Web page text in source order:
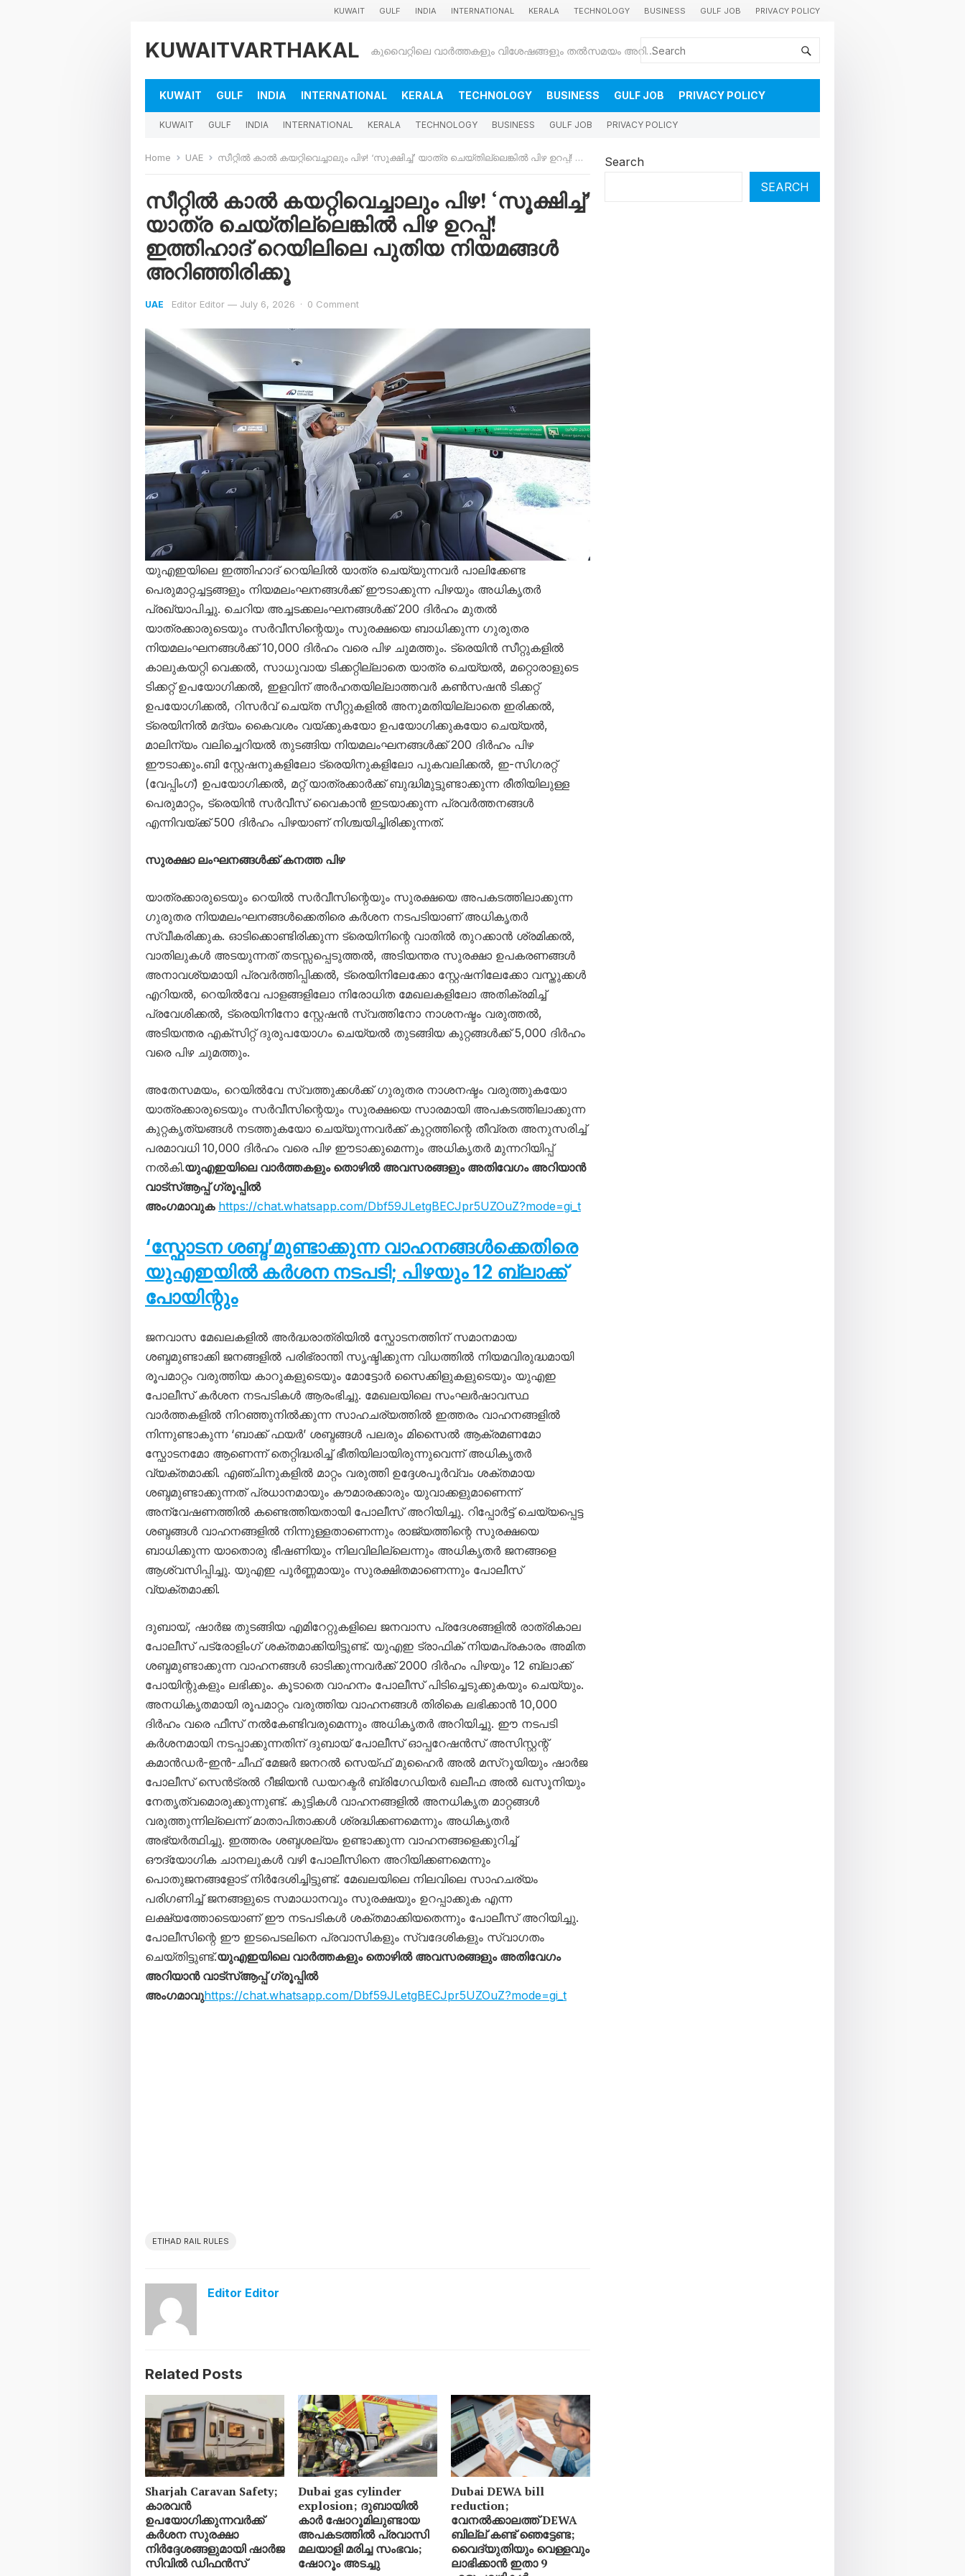
KUWAIT GULF INDIA INTERNATIONAL KERALA TECHNOLOGY BUSINESS GULF JOB PRIVACY POLICY
KUWAITVARTHAKAL കുവൈറ്റിലെ വാർത്തകളും വിശേഷങ്ങളും തൽസമയം അറിയാൻ
KUWAIT GULF INDIA INTERNATIONAL KERALA TECHNOLOGY BUSINESS GULF JOB PRIVACY POLICY
KUWAIT GULF INDIA INTERNATIONAL KERALA TECHNOLOGY BUSINESS GULF JOB PRIVACY POLICY
Home UAE സീറ്റിൽ കാൽ കയറ്റിവെച്ചാലും പിഴ! ‘സൂക്ഷിച്ച്’ യാത്ര ചെയ്തില്ലെങ്കിൽ പിഴ ഉറപ്പ്! ഇത്തിഹാദ് റെയിലിലെ പുതിയ നിയമങ്ങൾ അറിഞ്ഞിരിക്കൂ
സീറ്റിൽ കാൽ കയറ്റിവെച്ചാലും പിഴ! ‘സൂക്ഷിച്ച്’
യാത്ര ചെയ്തില്ലെങ്കിൽ പിഴ ഉറപ്പ്!
ഇത്തിഹാദ് റെയിലിലെ പുതിയ നിയമങ്ങൾ
അറിഞ്ഞിരിക്കൂ
UAE Editor Editor — July 6, 2026 · 0 Comment
യുഎഇയിലെ ഇത്തിഹാദ് റെയിലിൽ യാത്ര ചെയ്യുന്നവർ പാലിക്കേണ്ട
പെരുമാറ്റച്ചട്ടങ്ങളും നിയമലംഘനങ്ങൾക്ക് ഈടാക്കുന്ന പിഴയും അധികൃതർ
പ്രഖ്യാപിച്ചു. ചെറിയ അച്ചടക്കലംഘനങ്ങൾക്ക് 200 ദിർഹം മുതൽ
യാത്രക്കാരുടെയും സർവീസിന്റെയും സുരക്ഷയെ ബാധിക്കുന്ന ഗുരുതര
നിയമലംഘനങ്ങൾക്ക് 10,000 ദിർഹം വരെ പിഴ ചുമത്തും. ട്രെയിൻ സീറ്റുകളിൽ
കാലുകയറ്റി വെക്കൽ, സാധുവായ ടിക്കറ്റില്ലാതെ യാത്ര ചെയ്യൽ, മറ്റൊരാളുടെ
ടിക്കറ്റ് ഉപയോഗിക്കൽ, ഇളവിന് അർഹതയില്ലാത്തവർ കൺസഷൻ ടിക്കറ്റ്
ഉപയോഗിക്കൽ, റിസർവ് ചെയ്ത സീറ്റുകളിൽ അനുമതിയില്ലാതെ ഇരിക്കൽ,
ട്രെയിനിൽ മദ്യം കൈവശം വയ്ക്കുകയോ ഉപയോഗിക്കുകയോ ചെയ്യൽ,
മാലിന്യം വലിച്ചെറിയൽ തുടങ്ങിയ നിയമലംഘനങ്ങൾക്ക് 200 ദിർഹം പിഴ
ഈടാക്കും.ബി സ്റ്റേഷനുകളിലോ ട്രെയിനുകളിലോ പുകവലിക്കൽ, ഇ-സിഗരറ്റ്
(വേപ്പിംഗ്) ഉപയോഗിക്കൽ, മറ്റ് യാത്രക്കാർക്ക് ബുദ്ധിമുട്ടുണ്ടാക്കുന്ന രീതിയിലുള്ള
പെരുമാറ്റം, ട്രെയിൻ സർവീസ് വൈകാൻ ഇടയാക്കുന്ന പ്രവർത്തനങ്ങൾ
എന്നിവയ്ക്ക് 500 ദിർഹം പിഴയാണ് നിശ്ചയിച്ചിരിക്കുന്നത്.
സുരക്ഷാ ലംഘനങ്ങൾക്ക് കനത്ത പിഴ
യാത്രക്കാരുടെയും റെയിൽ സർവീസിന്റെയും സുരക്ഷയെ അപകടത്തിലാക്കുന്ന
ഗുരുതര നിയമലംഘനങ്ങൾക്കെതിരെ കർശന നടപടിയാണ് അധികൃതർ
സ്വീകരിക്കുക. ഓടിക്കൊണ്ടിരിക്കുന്ന ട്രെയിനിന്റെ വാതിൽ തുറക്കാൻ ശ്രമിക്കൽ,
വാതിലുകൾ അടയുന്നത് തടസ്സപ്പെടുത്തൽ, അടിയന്തര സുരക്ഷാ ഉപകരണങ്ങൾ
അനാവശ്യമായി പ്രവർത്തിപ്പിക്കൽ, ട്രെയിനിലേക്കോ സ്റ്റേഷനിലേക്കോ വസ്തുക്കൾ
എറിയൽ, റെയിൽവേ പാളങ്ങളിലോ നിരോധിത മേഖലകളിലോ അതിക്രമിച്ച്
പ്രവേശിക്കൽ, ട്രെയിനിനോ സ്റ്റേഷൻ സ്വത്തിനോ നാശനഷ്ടം വരുത്തൽ,
അടിയന്തര എക്സിറ്റ് ദുരുപയോഗം ചെയ്യൽ തുടങ്ങിയ കുറ്റങ്ങൾക്ക് 5,000 ദിർഹം
വരെ പിഴ ചുമത്തും.
അതേസമയം, റെയിൽവേ സ്വത്തുക്കൾക്ക് ഗുരുതര നാശനഷ്ടം വരുത്തുകയോ
യാത്രക്കാരുടെയും സർവീസിന്റെയും സുരക്ഷയെ സാരമായി അപകടത്തിലാക്കുന്ന
കുറ്റകൃത്യങ്ങൾ നടത്തുകയോ ചെയ്യുന്നവർക്ക് കുറ്റത്തിന്റെ തീവ്രത അനുസരിച്ച്
പരമാവധി 10,000 ദിർഹം വരെ പിഴ ഈടാക്കുമെന്നും അധികൃതർ മുന്നറിയിപ്പ്
നൽകി.യുഎഇയിലെ വാർത്തകളും തൊഴിൽ അവസരങ്ങളും അതിവേഗം അറിയാൻ
വാട്സ്ആപ്പ് ഗ്രൂപ്പിൽ
അംഗമാവുക https://chat.whatsapp.com/Dbf59JLetgBECJpr5UZOuZ?mode=gi_t
‘സ്ഫോടന ശബ്ദ’മുണ്ടാക്കുന്ന വാഹനങ്ങൾക്കെതിരെ
യുഎഇയിൽ കർശന നടപടി; പിഴയും 12 ബ്ലാക്ക്
പോയിന്റും
ജനവാസ മേഖലകളിൽ അർദ്ധരാത്രിയിൽ സ്ഫോടനത്തിന് സമാനമായ
ശബ്ദമുണ്ടാക്കി ജനങ്ങളിൽ പരിഭ്രാന്തി സൃഷ്ടിക്കുന്ന വിധത്തിൽ നിയമവിരുദ്ധമായി
രൂപമാറ്റം വരുത്തിയ കാറുകളുടെയും മോട്ടോർ സൈക്കിളുകളുടെയും യുഎഇ
പോലീസ് കർശന നടപടികൾ ആരംഭിച്ചു. മേഖലയിലെ സംഘർഷാവസ്ഥ
വാർത്തകളിൽ നിറഞ്ഞുനിൽക്കുന്ന സാഹചര്യത്തിൽ ഇത്തരം വാഹനങ്ങളിൽ
നിന്നുണ്ടാകുന്ന ‘ബാക്ക് ഫയർ’ ശബ്ദങ്ങൾ പലരും മിസൈൽ ആക്രമണമോ
സ്ഫോടനമോ ആണെന്ന് തെറ്റിദ്ധരിച്ച് ഭീതിയിലായിരുന്നുവെന്ന് അധികൃതർ
വ്യക്തമാക്കി. എഞ്ചിനുകളിൽ മാറ്റം വരുത്തി ഉദ്ദേശപൂർവ്വം ശക്തമായ
ശബ്ദമുണ്ടാക്കുന്നത് പ്രധാനമായും കൗമാരക്കാരും യുവാക്കളുമാണെന്ന്
അന്വേഷണത്തിൽ കണ്ടെത്തിയതായി പോലീസ് അറിയിച്ചു. റിപ്പോർട്ട് ചെയ്യപ്പെട്ട
ശബ്ദങ്ങൾ വാഹനങ്ങളിൽ നിന്നുള്ളതാണെന്നും രാജ്യത്തിന്റെ സുരക്ഷയെ
ബാധിക്കുന്ന യാതൊരു ഭീഷണിയും നിലവിലില്ലെന്നും അധികൃതർ ജനങ്ങളെ
ആശ്വസിപ്പിച്ചു. യുഎഇ പൂർണ്ണമായും സുരക്ഷിതമാണെന്നും പോലീസ്
വ്യക്തമാക്കി.
ദുബായ്, ഷാർജ തുടങ്ങിയ എമിറേറ്റുകളിലെ ജനവാസ പ്രദേശങ്ങളിൽ രാത്രികാല
പോലീസ് പട്രോളിംഗ് ശക്തമാക്കിയിട്ടുണ്ട്. യുഎഇ ട്രാഫിക് നിയമപ്രകാരം അമിത
ശബ്ദമുണ്ടാക്കുന്ന വാഹനങ്ങൾ ഓടിക്കുന്നവർക്ക് 2000 ദിർഹം പിഴയും 12 ബ്ലാക്ക്
പോയിന്റുകളും ലഭിക്കും. കൂടാതെ വാഹനം പോലീസ് പിടിച്ചെടുക്കുകയും ചെയ്യും.
അനധികൃതമായി രൂപമാറ്റം വരുത്തിയ വാഹനങ്ങൾ തിരികെ ലഭിക്കാൻ 10,000
ദിർഹം വരെ ഫീസ് നൽകേണ്ടിവരുമെന്നും അധികൃതർ അറിയിച്ചു. ഈ നടപടി
കർശനമായി നടപ്പാക്കുന്നതിന് ദുബായ് പോലീസ് ഓപ്പറേഷൻസ് അസിസ്റ്റന്റ്
കമാൻഡർ-ഇൻ-ചീഫ് മേജർ ജനറൽ സെയ്ഫ് മുഹൈർ അൽ മസ്‌റൂയിയും ഷാർജ
പോലീസ് സെൻട്രൽ റീജിയൻ ഡയറക്ടർ ബ്രിഗേഡിയർ ഖലീഫ അൽ ഖസൂനിയും
നേതൃത്വമൊരുക്കുന്നുണ്ട്. കുട്ടികൾ വാഹനങ്ങളിൽ അനധികൃത മാറ്റങ്ങൾ
വരുത്തുന്നില്ലെന്ന് മാതാപിതാക്കൾ ശ്രദ്ധിക്കണമെന്നും അധികൃതർ
അഭ്യർത്ഥിച്ചു. ഇത്തരം ശബ്ദശല്യം ഉണ്ടാക്കുന്ന വാഹനങ്ങളെക്കുറിച്ച്
ഔദ്യോഗിക ചാനലുകൾ വഴി പോലീസിനെ അറിയിക്കണമെന്നും
പൊതുജനങ്ങളോട് നിർദേശിച്ചിട്ടുണ്ട്. മേഖലയിലെ നിലവിലെ സാഹചര്യം
പരിഗണിച്ച് ജനങ്ങളുടെ സമാധാനവും സുരക്ഷയും ഉറപ്പാക്കുക എന്ന
ലക്ഷ്യത്തോടെയാണ് ഈ നടപടികൾ ശക്തമാക്കിയതെന്നും പോലീസ് അറിയിച്ചു.
പോലീസിന്റെ ഈ ഇടപെടലിനെ പ്രവാസികളും സ്വദേശികളും സ്വാഗതം
ചെയ്തിട്ടുണ്ട്.യുഎഇയിലെ വാർത്തകളും തൊഴിൽ അവസരങ്ങളും അതിവേഗം
അറിയാൻ വാട്സ്ആപ്പ് ഗ്രൂപ്പിൽ
അംഗമാവുhttps://chat.whatsapp.com/Dbf59JLetgBECJpr5UZOuZ?mode=gi_t
ETIHAD RAIL RULES
Editor Editor
Related Posts
Sharjah Caravan Safety;
കാരവൻ
ഉപയോഗിക്കുന്നവർക്ക്
കർശന സുരക്ഷാ
നിർദ്ദേശങ്ങളുമായി ഷാർജ
സിവിൽ ഡിഫൻസ്
Dubai gas cylinder
explosion; ദുബായിൽ
കാർ ഷോറൂമിലുണ്ടായ
അപകടത്തിൽ പ്രവാസി
മലയാളി മരിച്ച സംഭവം;
ഷോറൂം അടച്ചു
Dubai DEWA bill
reduction;
വേനൽക്കാലത്ത് DEWA
ബില്ല് കണ്ട് ഞെട്ടേണ്ട;
വൈദ്യുതിയും വെള്ളവും
ലാഭിക്കാൻ ഇതാ 9
Search
SEARCH